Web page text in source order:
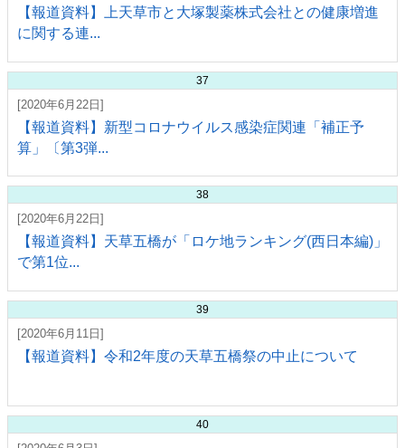
【報道資料】上天草市と大塚製薬株式会社との健康増進
に関する連...
37
[2020年6月22日]
【報道資料】新型コロナウイルス感染症関連「補正予
算」〔第3弾...
38
[2020年6月22日]
【報道資料】天草五橋が「ロケ地ランキング(西日本編)」
で第1位...
39
[2020年6月11日]
【報道資料】令和2年度の天草五橋祭の中止について
40